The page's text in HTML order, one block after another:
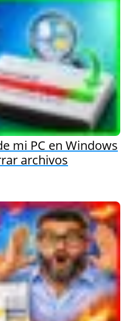
mi PC en Windows
archivos